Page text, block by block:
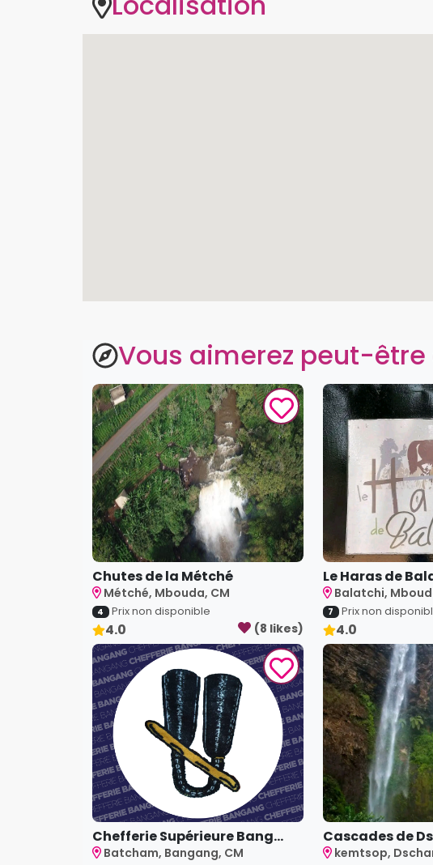
Vous aimerez peut-être
Chutes de la Métché
Métché, Mbouda, CM
4 Prix non disponible
4.0 (8 likes)
Le Haras de
Balatchi,
7 Prix non
4.0
Chefferie Supérieure Bang...
Batcham, Bangang, CM
Cascades de
kemtsop,